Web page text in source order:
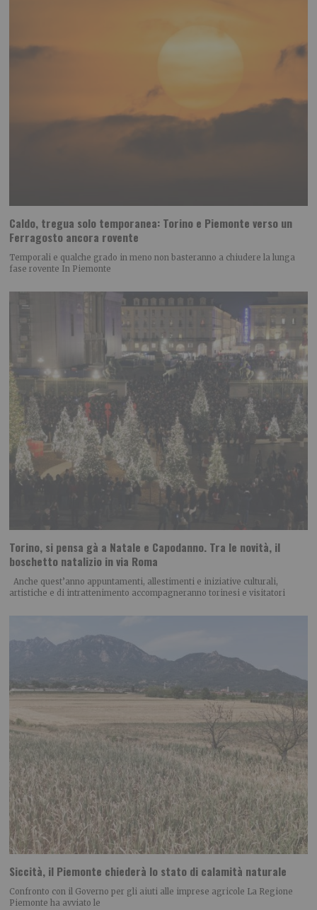
Caldo, tregua solo temporanea: Torino e Piemonte verso un
Ferragosto ancora rovente
Temporali e qualche grado in meno non basteranno a chiudere la lunga
fase rovente In Piemonte
Torino, si pensa gà a Natale e Capodanno. Tra le novità, il
boschetto natalizio in via Roma
Anche quest’anno appuntamenti, allestimenti e iniziative culturali,
artistiche e di intrattenimento accompagneranno torinesi e visitatori
Siccità, il Piemonte chiederà lo stato di calamità naturale
Confronto con il Governo per gli aiuti alle imprese agricole La Regione
Piemonte ha avviato le